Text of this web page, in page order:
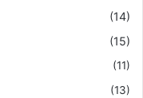
(14)
(15)
(11)
(13)